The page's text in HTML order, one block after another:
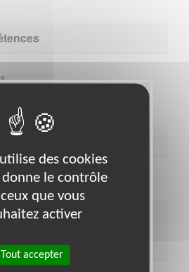
- Comité
des cookies
le contrôle
que vous
activer
Tout accepter